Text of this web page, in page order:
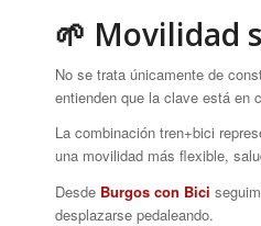
🌱 Movilidad
No se trata únicamente de
entienden que la clave está en
La combinación tren+bici
una movilidad más flexible,
Desde Burgos con Bici
desplazarse pedaleando.